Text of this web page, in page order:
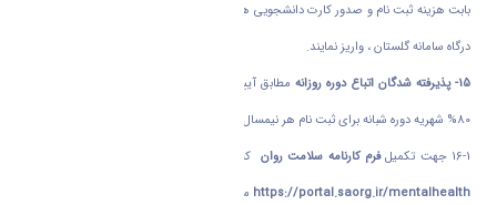
بابت هزینه ثبت نام و صدور کارت دانشجویی هوشمند در مرحله ثبت نام الکترونیکی از طریق
درگاه سامانه گلستان ، واریز نمایند.
15- پذیرفته شدگان اتباع دوره روزانه
مطابق آیین نامه مربوطه موظف به واریز شهریه معادل
80% شهریه دوره شبانه برای ثبت نام هر نیمسال تحصیلی می باشند .
16-1 جهت تکمیل
فرم کارنامه سلامت روان که برای کلیه دانشجویان الزامی است به
https://portal.saorg.ir/mentalhealth مراجعه فرمایید.